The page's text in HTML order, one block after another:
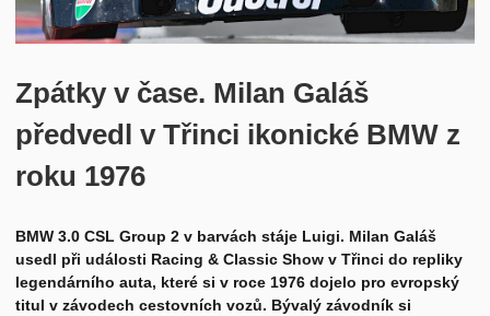
Historie
Kontakt
Zpátky v čase. Milan Galáš
předvedl v Třinci ikonické BMW z
roku 1976
BMW 3.0 CSL Group 2 v barvách stáje Luigi. Milan Galáš
usedl při události Racing & Classic Show v Třinci do repliky
legendárního auta, které si v roce 1976 dojelo pro evropský
titul v závodech cestovních vozů. Bývalý závodník si